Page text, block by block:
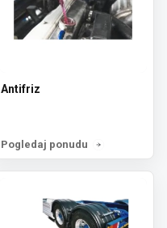
Antifriz
Pogledaj ponudu